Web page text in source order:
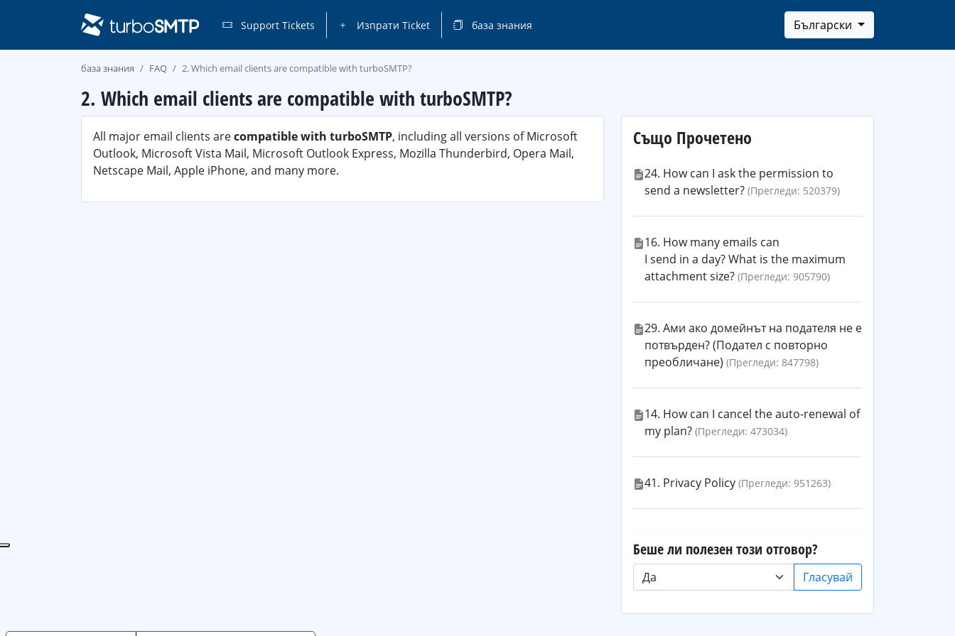
Support Tickets Изпрати Ticket база знания Български
база знания FAQ 2. Which email clients are compatible with turboSMTP?
2. Which email clients are compatible with turboSMTP?
All major email clients arecompatible with turboSMTP, including all versions of Microsoft
Outlook, Microsoft Vista Mail, Microsoft Outlook Express, Mozilla Thunderbird, Opera Mail,
Netscape Mail, Apple iPhone, and many more.
Също Прочетено
24. How can I ask the permission to
send a newsletter? (Прегледи: 520379)
16. How many emails can
I send in a day? What is the maximum
attachment size? (Прегледи: 905790)
29. Ами ако домейнът на подателя не е
потвърден? (Подател с повторно
преобличане) (Прегледи: 847798)
14. How can I cancel the auto-renewal of
my plan? (Прегледи: 473034)
41. Privacy Policy (Прегледи: 951263)
Беше ли полезен този отговор?
Гласувай